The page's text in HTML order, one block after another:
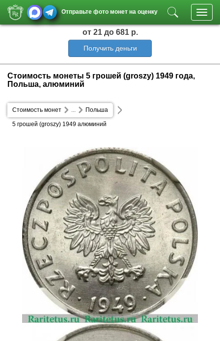
Отправьте фото монет на оценку
от 21 до 681 р.
Получить деньги
Стоимость монеты 5 грошей (groszy) 1949 года,
Польша, алюминий
Стоимость монет Польша
...
5 грошей (groszy) 1949 алюминий